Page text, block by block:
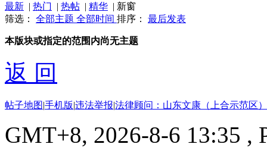
最新 | 热门 | 热帖 | 精华 | 新窗
筛选： 全部主题 全部时间 排序： 最后发表
本版块或指定的范围内尚无主题
返 回
帖子地图|手机版|违法举报|法律顾问：山东文康（上合示范区
GMT+8, 2026-8-6 13:35 ,